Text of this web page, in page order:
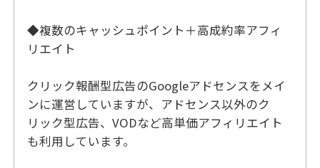
◆複数のキャッシュポイント＋高成約率アフィ
リエイト
クリック報酬型広告のGoogleアドセンスをメイ
ンに運営していますが、アドセンス以外のク
リック型広告、VODなど高単価アフィリエイト
も利用しています。